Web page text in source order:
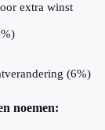
extra winst
(6%)
noemen: